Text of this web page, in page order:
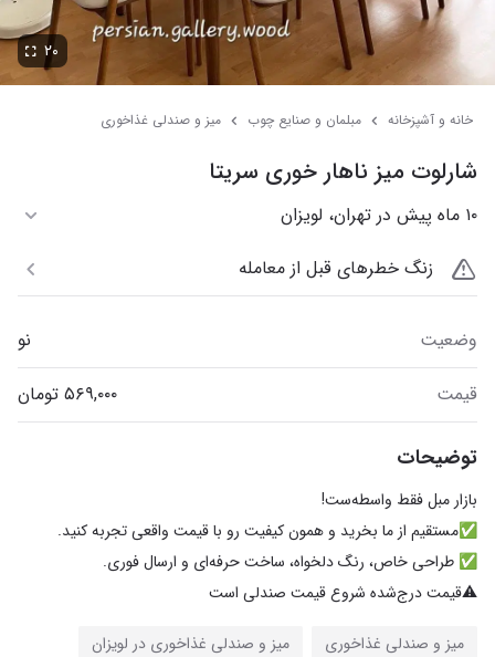
۲۰
خانه و آشپزخانه مبلمان و صنایع چوب میز و صندلی غذاخوری
شارلوت میز ناهار خوری سریتا
۱۰ ماه پیش در تهران، لویزان
زنگ خطرهای قبل از معامله
وضعیت
نو
قیمت
توضیحات
⚠️قیمت درج‌شده شروع قیمت صندلی است
میز و صندلی غذاخوری میز و صندلی غذاخوری در لویزان